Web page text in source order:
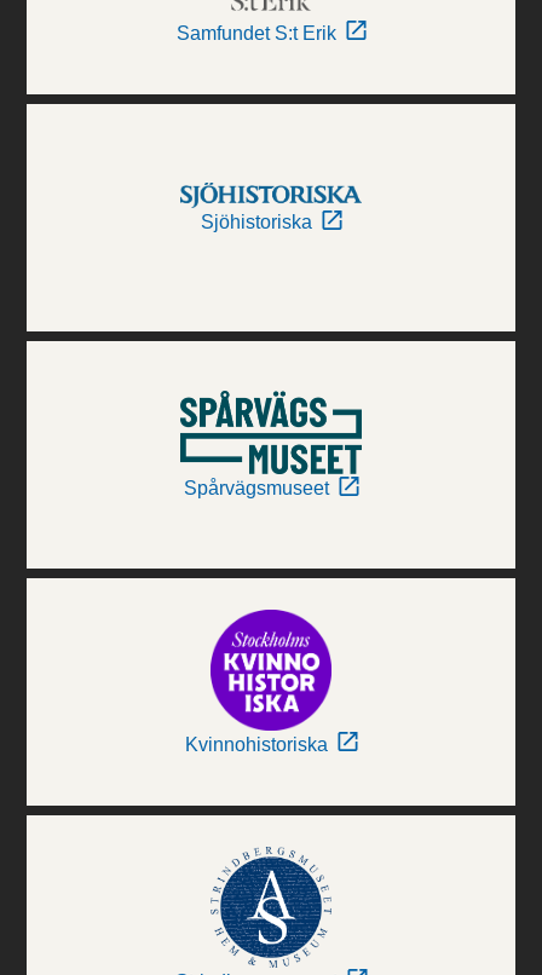
Samfundet S:t Erik
Sjöhistoriska
Spårvägsmuseet
Kvinnohistoriska